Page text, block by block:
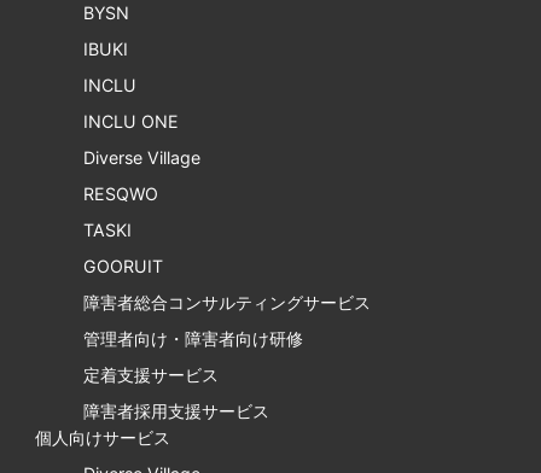
BYSN
IBUKI
INCLU
INCLU ONE
Diverse Village
RESQWO
TASKI
GOORUIT
障害者総合コンサルティングサービス
管理者向け・障害者向け研修
定着支援サービス
障害者採用支援サービス
個人向けサービス